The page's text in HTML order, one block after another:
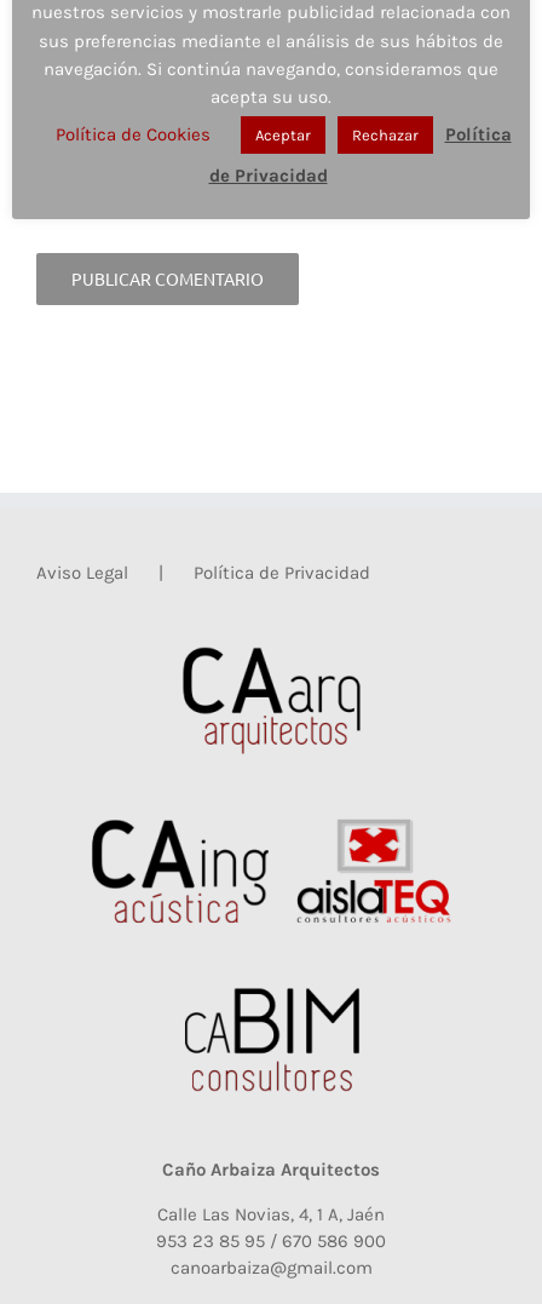
Guardar mi nombre, email y sitio web en este
navegador para la próxima vez que comente.
Aviso Legal Política de Privacidad
Caño Arbaiza Arquitectos
Calle Las Novias, 4, 1 A, Jaén
953 23 85 95 / 670 586 900
canoarbaiza@gmail.com
nuestros servicios y mostrarle publicidad relacionada con
sus preferencias mediante el análisis de sus hábitos de
navegación. Si continúa navegando, consideramos que
acepta su uso.
Política de Cookies
Aceptar Rechazar
Política
de Privacidad